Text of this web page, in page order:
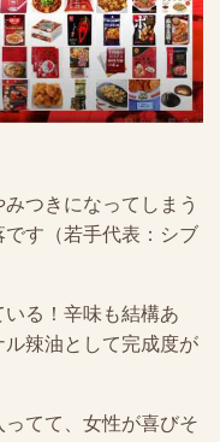
つきになってしまう
す（若手代表：シブ
いる！辛味も結構あ
辣油として完成度が
ってて、女性が喜びそ